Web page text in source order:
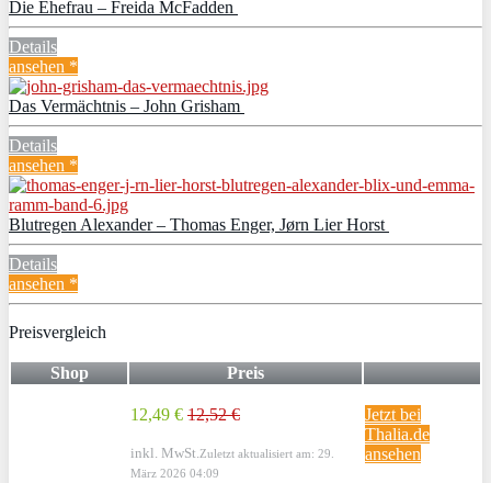
Die Ehefrau – Freida McFadden
Details
ansehen *
Das Vermächtnis – John Grisham
Details
ansehen *
Blutregen Alexander – Thomas Enger, Jørn Lier Horst
Details
ansehen *
Preisvergleich
Shop Preis
12,49 € 12,52 €
inkl. MwSt. Zuletzt aktualisiert am: 29.
März 2026 04:09
Jetzt bei
Thalia.de
ansehen